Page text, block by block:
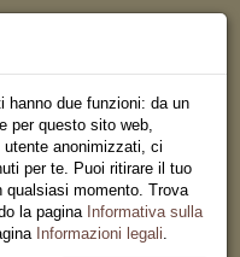
Servizi
Iscriviti
Ricerca
Area Stampa
Privacy
USB
due funzioni: da un
per questo sito web,
anonimizzati, ci
per te. Puoi ritirare il tuo
momento. Trova
la pagina Informativa sulla
Informazioni legali.